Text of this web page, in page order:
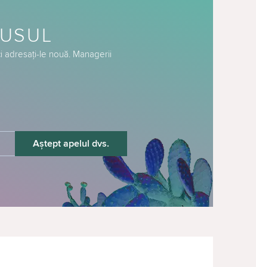
adresați-le nouă. Managerii
Aștept apelul dvs.